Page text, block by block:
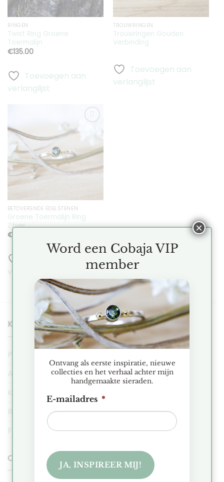
RINGEN
Twist Ring Groene
Toermalijn
€135.00
Toevoegen aan
verlanglijst
TROUWRINGEN
Trouwringen Gouden
Verbinding
Toevoegen aan
verlanglijst
Toevoegen
aan
verlanglijst
BETOVERENDE EDELSTENEN
Groene Toermalijn Ring
Zilver
€
verlanglijst
KLANTENSERVICE
Privacy Regeling
Algemene Voorwaarden
Klachten
Ruilen & Retourneren
FAQ
COBAJA NIEUWS
Word een Cobaja VIP
member
Ontvang als eerste inspiratie, nieuwe
collecties en het verhaal achter mijn
handgemaakte sieraden.
E-mailadres *
JA, INSPIREER MIJ!
×